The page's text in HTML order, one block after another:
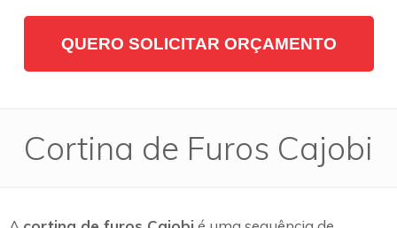
QUERO SOLICITAR ORÇAMENTO
Cortina de Furos Cajobi